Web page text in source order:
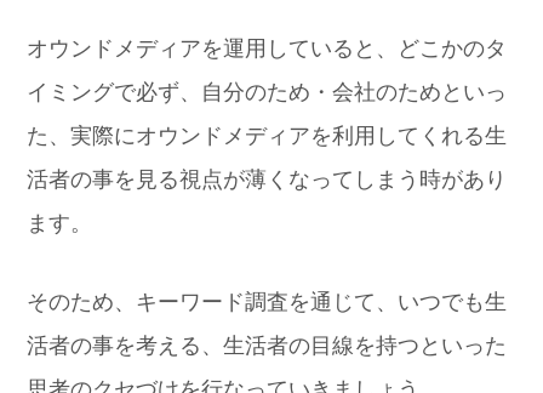
オウンドメディアを運用していると、どこかのタ
イミングで必ず、自分のため・会社のためといっ
た、実際にオウンドメディアを利用してくれる生
活者の事を見る視点が薄くなってしまう時があり
ます。
そのため、キーワード調査を通じて、いつでも生
活者の事を考える、生活者の目線を持つといった
思考のクセづけを行なっていきましょう。